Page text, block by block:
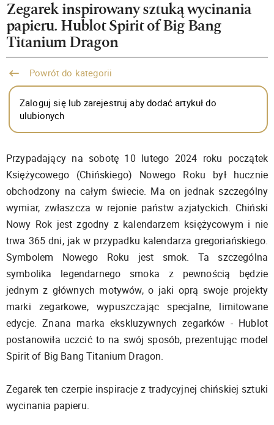
Zegarek inspirowany sztuką wycinania
papieru. Hublot Spirit of Big Bang
Titanium Dragon
Powrót do kategorii
Zaloguj się lub zarejestruj aby dodać artykuł do
ulubionych
Przypadający na sobotę 10 lutego 2024 roku początek
Księżycowego (Chińskiego) Nowego Roku był hucznie
obchodzony na całym świecie. Ma on jednak szczególny
wymiar, zwłaszcza w rejonie państw azjatyckich. Chiński
Nowy Rok jest zgodny z kalendarzem księżycowym i nie
trwa 365 dni, jak w przypadku kalendarza gregoriańskiego.
Symbolem Nowego Roku jest smok. Ta szczególna
symbolika legendarnego smoka z pewnością będzie
jednym z głównych motywów, o jaki oprą swoje projekty
marki zegarkowe, wypuszczając specjalne, limitowane
edycje. Znana marka ekskluzywnych zegarków - Hublot
postanowiła uczcić to na swój sposób, prezentując model
Spirit of Big Bang Titanium Dragon.
Zegarek ten czerpie inspiracje z tradycyjnej chińskiej sztuki
wycinania papieru.